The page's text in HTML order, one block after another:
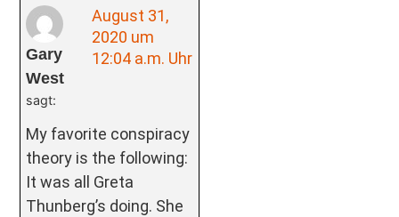
Gary
West
sagt:
August 31,
2020 um
12:04 a.m. Uhr
My favorite conspiracy
theory is the following:
It was all Greta
Thunberg’s doing. She